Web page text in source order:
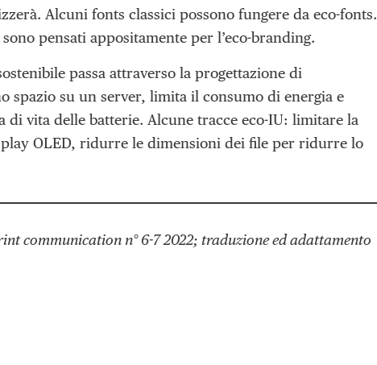
Alcuni fonts classici possono fungere da eco-fonts.
pensati appositamente per l’eco-branding.
passa attraverso la progettazione di
spazio su un server, limita il consumo di energia e
di vita delle batterie. Alcune tracce eco-IU: limitare la
OLED, ridurre le dimensioni dei file per ridurre lo
communication n° 6-7 2022; traduzione ed adattamento